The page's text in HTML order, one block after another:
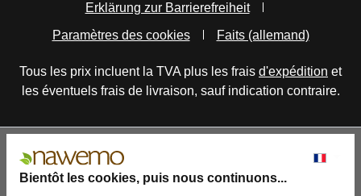
Bientôt les cookies, puis nous continuons...
Erklärung zur Barrierefreiheit
Paramètres des cookies
Faits (allemand)
Tous les prix incluent la TVA plus les frais d'expédition et
les éventuels frais de livraison, sauf indication contraire.